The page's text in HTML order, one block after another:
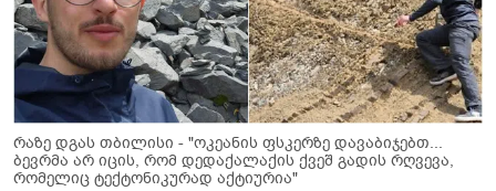
რაზე დგას თბილისი - "ოკეანის ფსკერზე დავაბიჯებთ...
ბევრმა არ იცის, რომ დედაქალაქის ქვეშ გადის რღვევა,
რომელიც ტექტონიკურად აქტიურია"